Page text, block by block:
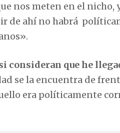
nos meten en el
de ahí no habrá
consideran que he
se la encuentra de
era políticamente